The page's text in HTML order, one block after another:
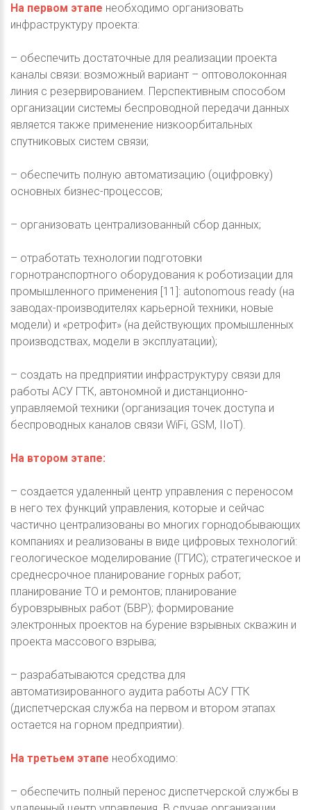
На первом этапе необходимо организовать
инфраструктуру проекта:
– обеспечить достаточные для реализации проекта
каналы связи: возможный вариант – оптоволоконная
линия с резервированием. Перспективным способом
организации системы беспроводной передачи данных
является также применение низкоорбитальных
спутниковых систем связи;
– обеспечить полную автоматизацию (оцифровку)
основных бизнес-процессов;
– организовать централизованный сбор данных;
– отработать технологии подготовки
горнотранспортного оборудования к роботизации для
промышленного применения [11]: autonomous ready (на
заводах-производителях карьерной техники, новые
модели) и «ретрофит» (на действующих промышленных
производствах, модели в эксплуатации);
– создать на предприятии инфраструктуру связи для
работы АСУ ГТК, автономной и дистанционно-
управляемой техники (организация точек доступа и
беспроводных каналов связи WiFi, GSM, IIoT).
На втором этапе:
– создается удаленный центр управления с переносом
в него тех функций управления, которые и сейчас
частично централизованы во многих горнодобывающих
компаниях и реализованы в виде цифровых технологий:
геологическое моделирование (ГГИС); стратегическое и
среднесрочное планирование горных работ;
планирование ТО и ремонтов; планирование
буровзрывных работ (БВР); формирование
электронных проектов на бурение взрывных скважин и
проекта массового взрыва;
– разрабатываются средства для
автоматизированного аудита работы АСУ ГТК
(диспетчерская служба на первом и втором этапах
остается на горном предприятии).
На третьем этапе необходимо:
– обеспечить полный перенос диспетчерской службы в